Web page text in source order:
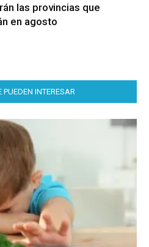
las provincias que
en agosto
PUEDEN INTERESAR